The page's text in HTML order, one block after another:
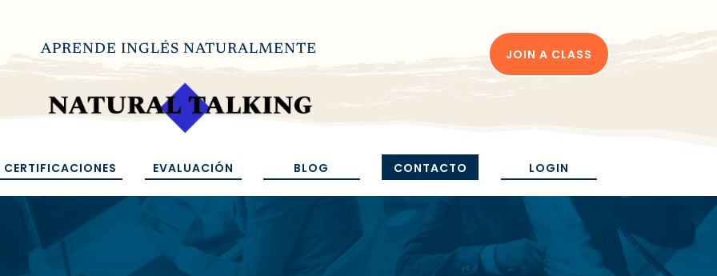
APRENDE INGLÉS NATURALMENTE JOIN A CLASS
CERTIFICACIONES EVALUACIÓN BLOG CONTACTO LOGIN